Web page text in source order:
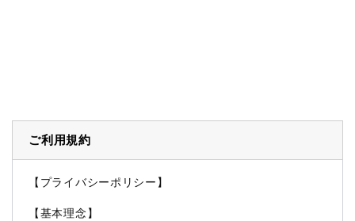
ご利用規約
【プライバシーポリシー】
【基本理念】